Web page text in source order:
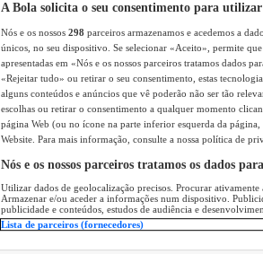
A Bola solicita o seu consentimento para utilizar
Nós e os nossos 298 parceiros armazenamos e acedemos a
únicos, no seu dispositivo. Se selecionar «Aceito», permite
apresentadas em «Nós e os nossos parceiros tratamos dados
«Rejeitar tudo» ou retirar o seu consentimento, estas
alguns conteúdos e anúncios que vê poderão não ser tão
escolhas ou retirar o consentimento a qualquer momento
página Web (ou no ícone na parte inferior esquerda da página,
Website. Para mais informação, consulte a nossa política de
Nós e os nossos parceiros tratamos os dados
Utilizar dados de geolocalização precisos. Procurar
Armazenar e/ou aceder a informações num dispositivo.
publicidade e conteúdos, estudos de audiência e
Lista de parceiros (fornecedores)